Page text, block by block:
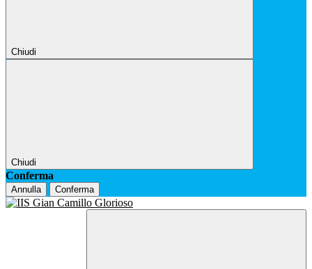
Chiudi
Chiudi
Conferma
Annulla Conferma